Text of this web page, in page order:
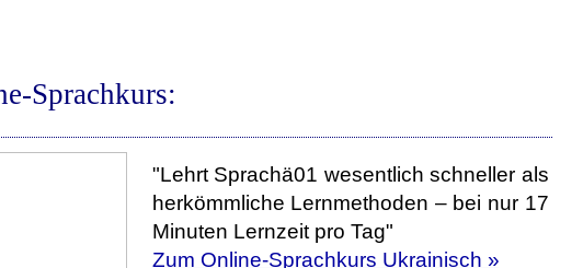
Sprachkurs:
"Lehrt Sprachä01 wesentlich schneller als
herkömmliche Lernmethoden – bei nur 17
Minuten Lernzeit pro Tag"
Zum Online-Sprachkurs Ukrainisch »